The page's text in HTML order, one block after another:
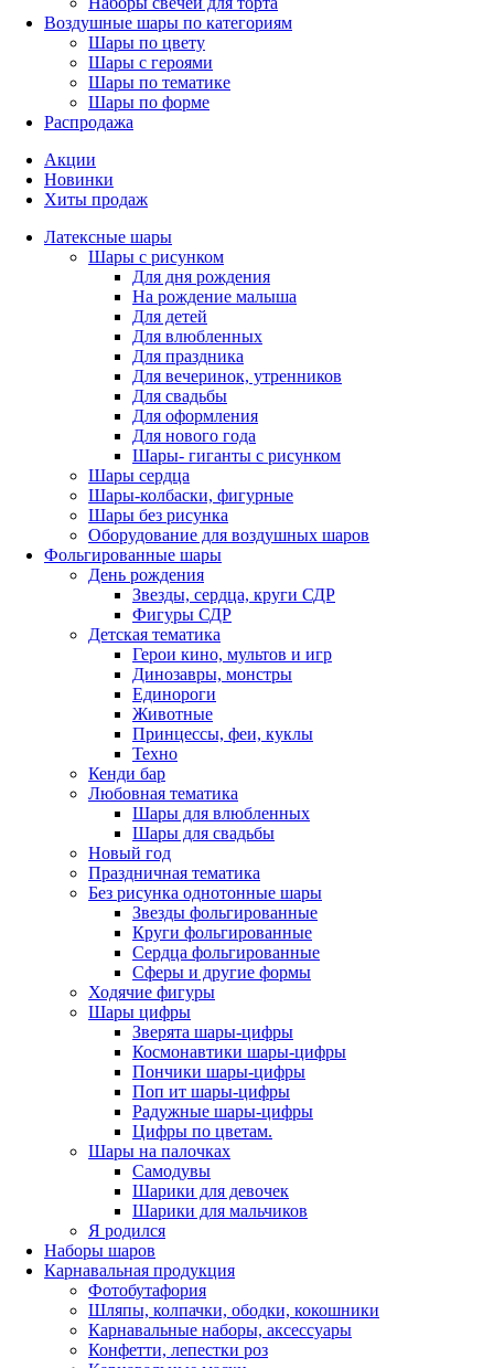
Воздушные шары по категориям
Шары по цвету
Шары с героями
Шары по тематике
Шары по форме
Распродажа
Акции
Новинки
Хиты продаж
Латексные шары
Шары с рисунком
Для дня рождения
На рождение малыша
Для детей
Для влюбленных
Для праздника
Для вечеринок, утренников
Для свадьбы
Для оформления
Для нового года
Шары- гиганты с рисунком
Шары сердца
Шары-колбаски, фигурные
Шары без рисунка
Оборудование для воздушных шаров
Фольгированные шары
День рождения
Звезды, сердца, круги СДР
Фигуры СДР
Детская тематика
Герои кино, мультов и игр
Динозавры, монстры
Единороги
Животные
Принцессы, феи, куклы
Техно
Кенди бар
Любовная тематика
Шары для влюбленных
Шары для свадьбы
Новый год
Праздничная тематика
Без рисунка однотонные шары
Звезды фольгированные
Круги фольгированные
Сердца фольгированные
Сферы и другие формы
Ходячие фигуры
Шары цифры
Зверята шары-цифры
Космонавтики шары-цифры
Пончики шары-цифры
Поп ит шары-цифры
Радужные шары-цифры
Цифры по цветам.
Шары на палочках
Самодувы
Шарики для девочек
Шарики для мальчиков
Я родился
Наборы шаров
Карнавальная продукция
Фотобутафория
Шляпы, колпачки, ободки, кокошники
Карнавальные наборы, аксессуары
Конфетти, лепестки роз